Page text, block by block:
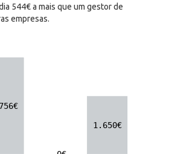
544€ a mais que um gestor de
empresas.